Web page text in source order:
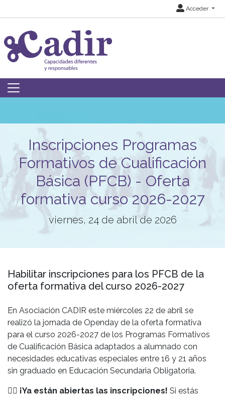
Acceder
Inscripciones Programas
Formativos de Cualificación
Básica (PFCB) - Oferta
formativa curso 2026-2027
viernes, 24 de abril de 2026
Habilitar inscripciones para los PFCB de la
oferta formativa del curso 2026-2027
En Asociación CADIR este miércoles 22 de abril se
realizó la jornada de Openday de la oferta formativa
para el curso 2026-2027 de los Programas Formativos
de Cualificación Básica adaptados a alumnado con
necesidades educativas especiales entre 16 y 21 años
sin graduado en Educación Secundaria Obligatoria.
👆🏼 ¡Ya están abiertas las inscripciones! Si estás